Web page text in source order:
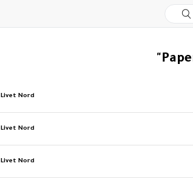
Livet Nord
Livet Nord
Livet Nord